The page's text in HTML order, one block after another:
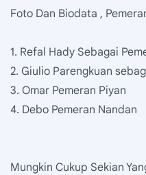
Foto Dan Biodata ,
1. Refal Hady Sebagai
2. Giulio Parengkuan
3. Omar Pemeran Piyan
4. Debo Pemeran Nandan
Mungkin Cukup Sekian